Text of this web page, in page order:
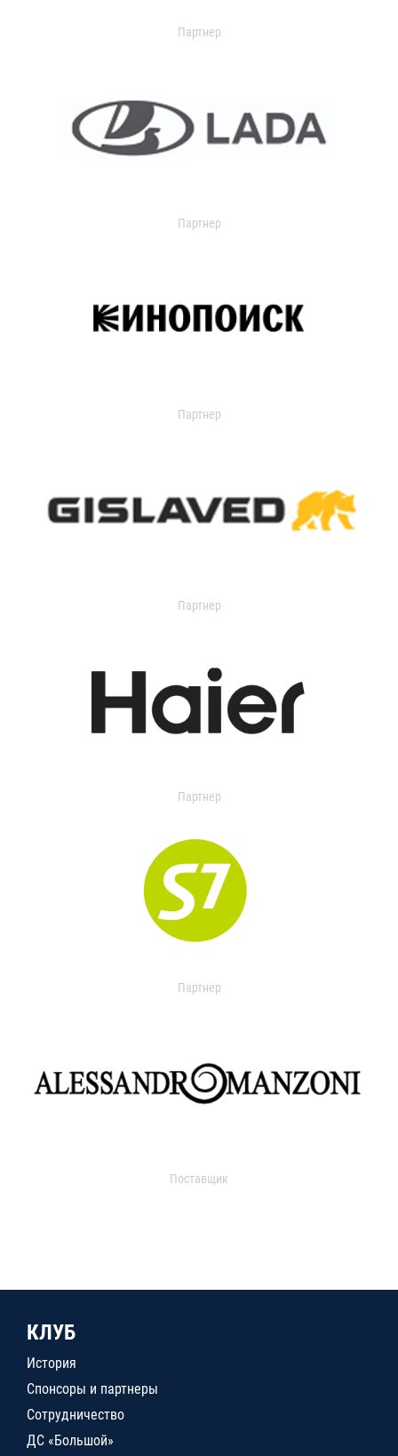
Партнер
Партнер
Партнер
Партнер
Партнер
Партнер
Поставщик
КЛУБ
История
Спонсоры и партнеры
Сотрудничество
ДС «Большой»